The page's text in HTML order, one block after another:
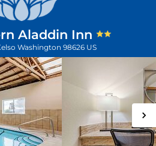
Aladdin Inn
Washington 98626 US